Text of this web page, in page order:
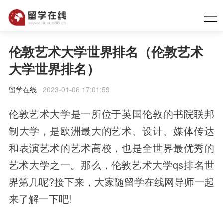
伦敦艺术大学世界排名（伦敦艺术
大学世界排名）
留学在线2023-01-06 17:01:59
伦敦艺术大学是一所位于英国伦敦的书院联邦
制大学，是欧洲最大的艺术、设计、媒体传达
和表演艺术的艺术高校，也是全世界最优秀的
艺术大学之一。那么，伦敦艺术大学qs排名世
界第几呢?接下来，大家随留学在线网导师一起
来了解一下吧!